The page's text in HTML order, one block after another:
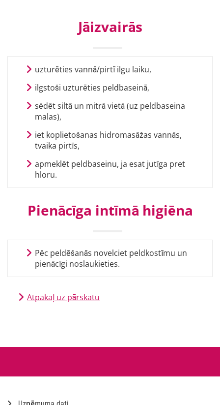
Jāizvairās
uzturēties vannā/pirtī ilgu laiku,
ilgstoši uzturēties peldbaseinā,
sēdēt siltā un mitrā vietā (uz peldbaseina
malas),
iet koplietošanas hidromasāžas vannās,
tvaika pirtīs,
apmeklēt peldbaseinu, ja esat jutīga pret
hloru.
Pienācīga intīmā higiēna
Pēc peldēšanās novelciet peldkostīmu un
pienācīgi noslaukieties.
Atpakaļ uz pārskatu